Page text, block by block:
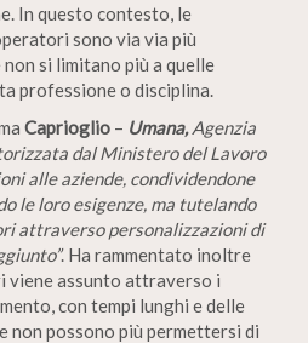
In questo contesto, le
sono via via più
si limitano più a quelle
professione o disciplina.
Caprioglio – Umana, Agenzia
dal Ministero del Lavoro
alle aziende, condividendone
le loro esigenze, ma tutelando
attraverso personalizzazioni di
. Ha rammentato inoltre
viene assunto attraverso i
con tempi lunghi e delle
non possono più permettersi di